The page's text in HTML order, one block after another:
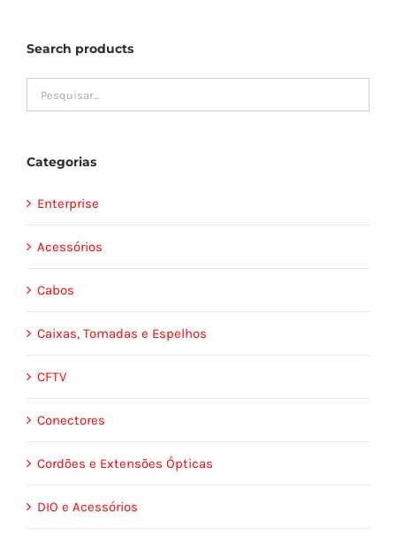
Search products
Categorias
Enterprise
Acessórios
Cabos
Caixas, Tomadas e Espelhos
CFTV
Conectores
Cordões e Extensões Ópticas
DIO e Acessórios